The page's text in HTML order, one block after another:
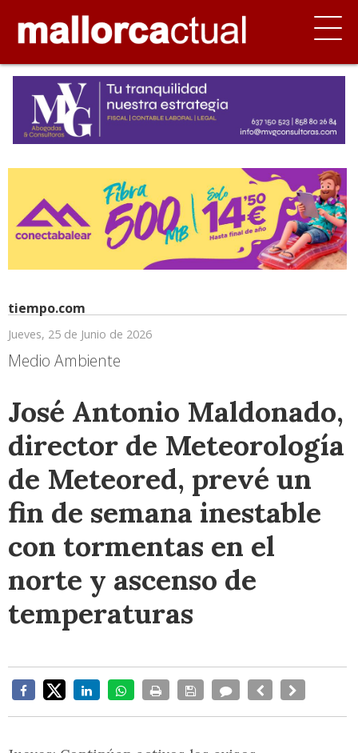
tiempo.com
Jueves, 25 de Junio de 2026
Medio Ambiente
José Antonio Maldonado,
director de Meteorología
de Meteored, prevé un
fin de semana inestable
con tormentas en el
norte y ascenso de
temperaturas